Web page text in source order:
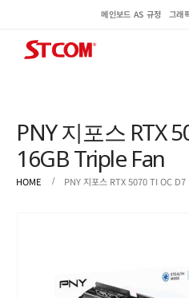
메인보드 AS 규정 그래
PNY 지포스 RTX
16GB Triple Fan
HOME PNY 지포스 RTX 5070 TI OC